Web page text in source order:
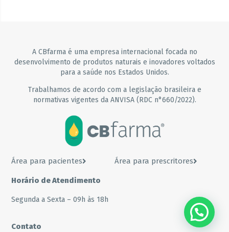
A CBfarma é uma empresa internacional focada no
desenvolvimento de produtos naturais e inovadores voltados
para a saúde nos Estados Unidos.
Trabalhamos de acordo com a legislação brasileira e
normativas vigentes da ANVISA (RDC n°660/2022).
Área para pacientes Área para prescritores
Horário de Atendimento
Segunda a Sexta – 09h às 18h
Contato